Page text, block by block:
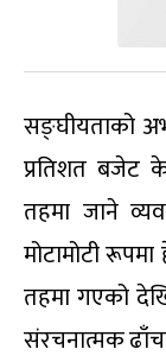
सङ्घीयताको
प्रतिशत बजेट
तहमा जाने
मोटामोटी रूपमा
तहमा गएको
संरचनात्मक